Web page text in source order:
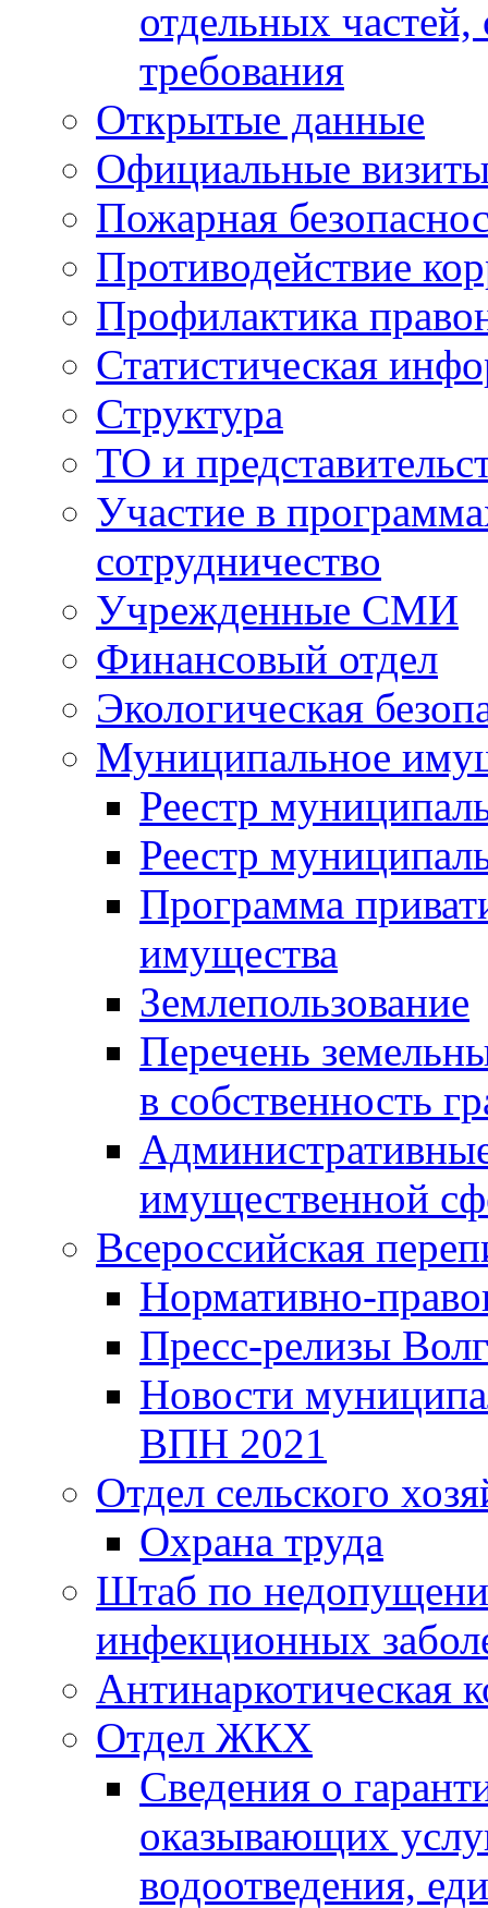
отдельных
требования
Открытые данные
Официальные
Пожарная
Противодействие
Профилактика
Статистическая
Структура
ТО и
Участие в
сотрудничество
Учрежденные СМИ
Финансовый отдел
Экологическая
Муниципальное
Реестр
Реестр
Программа
имущества
Землепользование
Перечень
в собственность
имущественной
Всероссийская
Нормативно-
Пресс-релизы
Новости
ВПН 2021
Отдел сельского
Охрана труда
Штаб по
инфекционных
Антинаркотическая
Отдел ЖКХ
Сведения о
оказывающих
водоотведения,